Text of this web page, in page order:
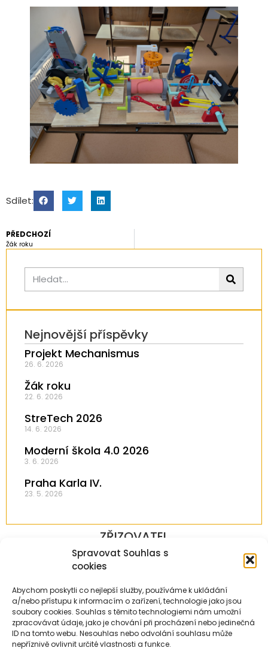
Spravovat Souhlas s
cookies
Abychom poskytli co nejlepší služby, používáme k ukládání
a/nebo přístupu k informacím o zařízení, technologie jako jsou
soubory cookies. Souhlas s těmito technologiemi nám umožní
zpracovávat údaje, jako je chování při procházení nebo jedinečná
ID na tomto webu. Nesouhlas nebo odvolání souhlasu může
nepříznivě ovlivnit určité vlastnosti a funkce.
Sdílet:
PŘEDCHOZÍ
Žák roku
Nejnovější příspěvky
Projekt Mechanismus
26. 6. 2026
Žák roku
22. 6. 2026
StreTech 2026
14. 6. 2026
Moderní škola 4.0 2026
3. 6. 2026
Praha Karla IV.
23. 5. 2026
ZŘIZOVATEL
PARTNEŘI